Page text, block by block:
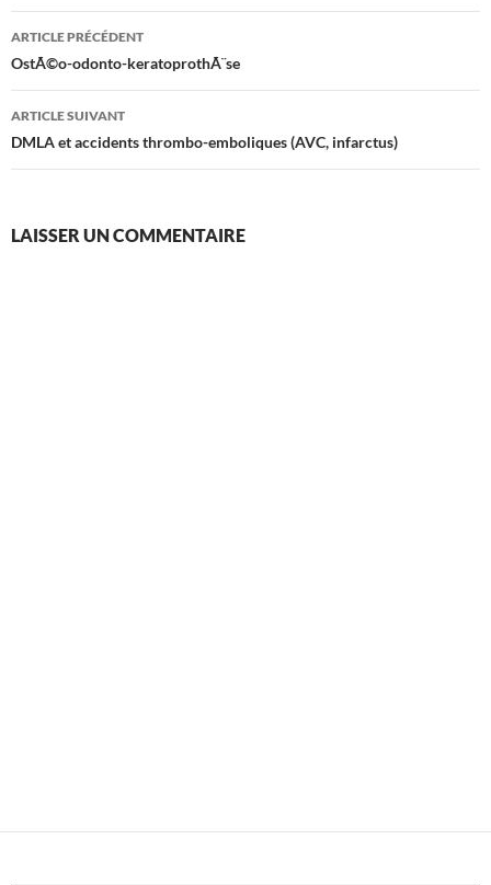
Navigation
des
articles
ARTICLE PRÉCÉDENT
OstÃ©o-odonto-keratoprothÃ¨se
ARTICLE SUIVANT
DMLA et accidents thrombo-emboliques (AVC, infarctus)
LAISSER UN COMMENTAIRE